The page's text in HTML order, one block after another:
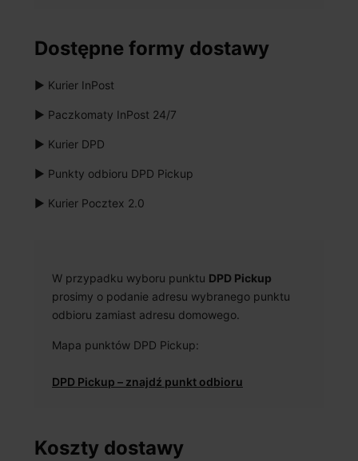
Dostępne formy dostawy
▶ Kurier InPost
▶ Paczkomaty InPost 24/7
▶ Kurier DPD
▶ Punkty odbioru DPD Pickup
▶ Kurier Pocztex 2.0
W przypadku wyboru punktu DPD Pickup
prosimy o podanie adresu wybranego punktu
odbioru zamiast adresu domowego.
Mapa punktów DPD Pickup:
DPD Pickup – znajdź punkt odbioru
Koszty dostawy